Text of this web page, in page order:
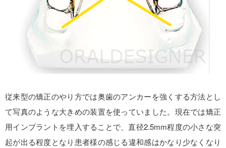
従来型の矯正のやり方では奥歯のアンカーを強くする方法とし
て写真のような大きめの装置を使っていました。現在では矯正
用インプラントを埋入することで、直径2.5mm程度の小さな突
起が出る程度となり患者様の感じる違和感はかなり少なくなり